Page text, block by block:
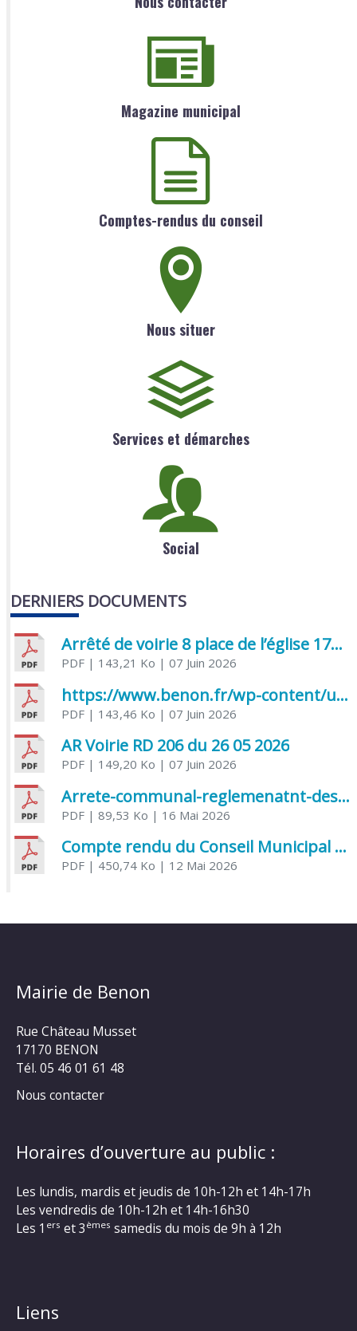
Magazine municipal
Comptes-rendus du conseil
Nous situer
Services et démarches
Social
DERNIERS DOCUMENTS
Arrêté de voirie 8 place de l’église 17170 Benon
PDF| 143,21 Ko | 07 Juin 2026
https://www.benon.fr/wp-content/uploads/2026/06/AR-Voirie-Chemin-de-Lafond-du-26-05-2026.pdf
PDF| 143,46 Ko | 07 Juin 2026
AR Voirie RD 206 du 26 05 2026
PDF| 149,20 Ko | 07 Juin 2026
Arrete-communal-reglemenatnt-des-bruits-de-voisinage-et-des-activites-bruyantes
PDF| 89,53 Ko | 16 Mai 2026
Compte rendu du Conseil Municipal du 06 mai 2026
PDF| 450,74 Ko | 12 Mai 2026
Mairie de Benon
Rue Château Musset
17170 BENON
Tél. 05 46 01 61 48
Nous contacter
Horaires d’ouverture au public :
Les lundis, mardis et jeudis de 10h-12h et 14h-17h
Les vendredis de 10h-12h et 14h-16h30
Les 1 ers et 3 èmes samedis du mois de 9h à 12h
Liens